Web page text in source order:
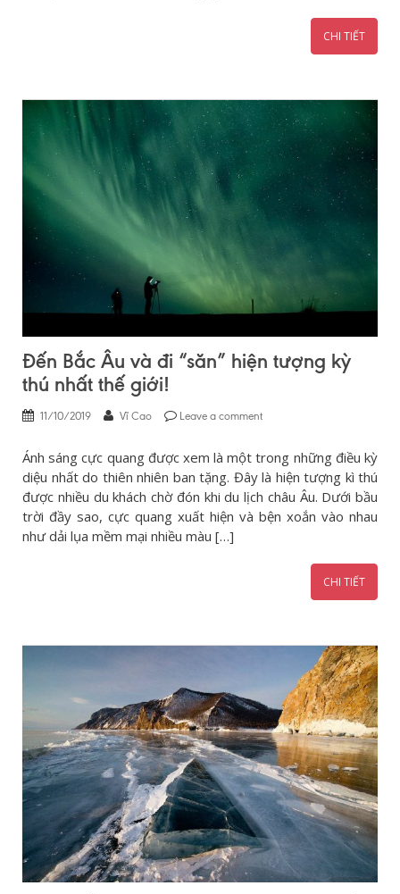
CHI TIẾT
Đến Bắc Âu và đi “săn” hiện tượng kỳ
thú nhất thế giới!
11/10/2019 Vĩ Cao Leave a comment
Ánh sáng cực quang được xem là một trong những điều kỳ
diệu nhất do thiên nhiên ban tặng. Đây là hiện tượng kì thú
được nhiều du khách chờ đón khi du lịch châu Âu. Dưới bầu
trời đầy sao, cực quang xuất hiện và bện xoắn vào nhau
như dải lụa mềm mại nhiều màu […]
CHI TIẾT